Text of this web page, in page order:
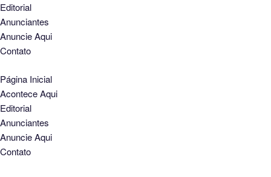
Editorial
Anunciantes
Anuncie Aqui
Contato
Página Inicial
Acontece Aqui
Editorial
Anunciantes
Anuncie Aqui
Contato